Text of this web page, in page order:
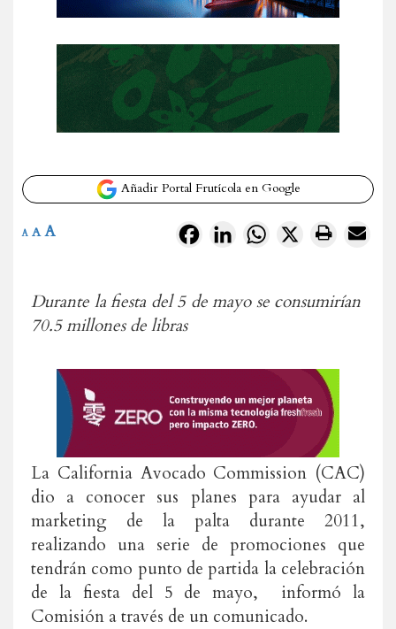
Añadir Portal Frutícola en Google
FacebookLinkedInWhatsApp
X
A A A
Durante la fiesta del 5 de mayo se consumirían
70.5 millones de libras
La California Avocado Commission (CAC)
dio a conocer sus planes para ayudar al
marketing de la palta durante 2011,
realizando una serie de promociones que
tendrán como punto de partida la celebración
de la fiesta del 5 de mayo, informó la
Comisión a través de un comunicado.